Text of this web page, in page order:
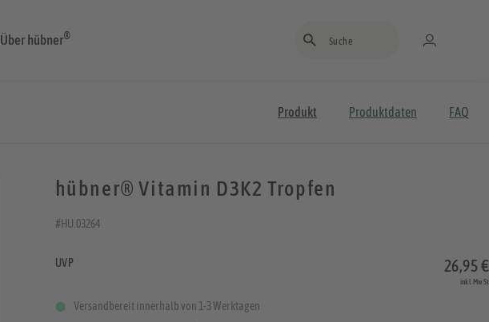
Über hübner®
Produkt Produktdaten FAQ
hübner® Vitamin D3K2 Tropfen
#HU.03264
UVP 26,95 €
inkl. MwSt
Versandbereit innerhalb von 1-3 Werktagen